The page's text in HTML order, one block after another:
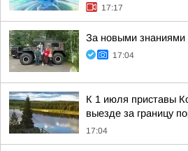
17:17
За новыми знаниями
17:04
К 1 июля приставы
выезде за границу
17:04